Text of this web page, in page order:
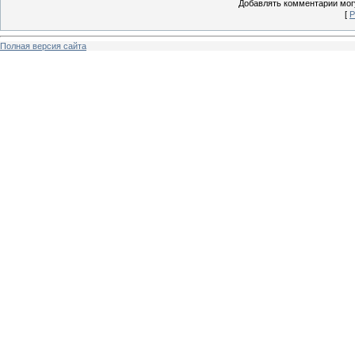
Добавлять комментарии
[
Полная версия сайта